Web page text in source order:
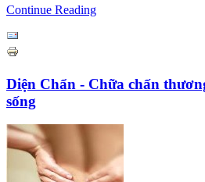
Continue Reading
Diện Chẩn - Chữa chấn
sống